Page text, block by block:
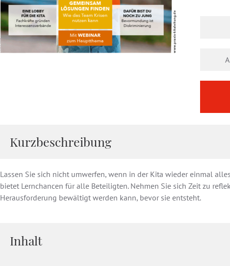
Kurzbeschreibung
Lassen Sie sich nicht umwerfen, wenn in der Kita wieder einmal
bietet Lernchancen für alle Beteiligten. Nehmen Sie sich Zeit zu
Herausforderung bewältigt werden kann, bevor sie entsteht.
Inhalt